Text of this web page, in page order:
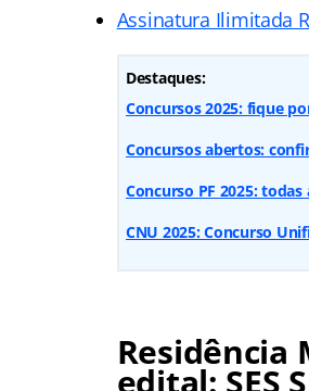
Assinatura Ilimitada
Destaques:
Concursos 2025: fique
Concursos abertos:
Concurso PF 2025:
CNU 2025: Concurso
Residência
edital: SES